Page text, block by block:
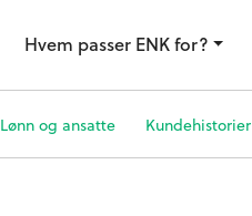
Hvem passer ENK for?
Lønn og ansatte Kundehistorier